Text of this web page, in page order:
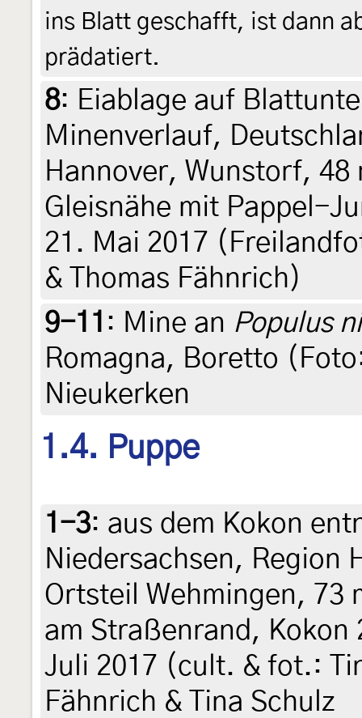
ins Blatt geschafft, ist dann
prädatiert.
8: Eiablage auf
Minenverlauf,
Hannover, Wunstorf,
Gleisnähe mit Pappel-
21. Mai 2017
& Thomas Fähnrich)
9-11 : Mine an Populus
Romagna, Boretto
Nieukerken
1.4. Puppe
1-3: aus dem Kokon
Niedersachsen, Region
Ortsteil Wehmingen, 73
am Straßenrand,
Juli 2017 (cult. & fot.:
Fähnrich & Tina Schulz